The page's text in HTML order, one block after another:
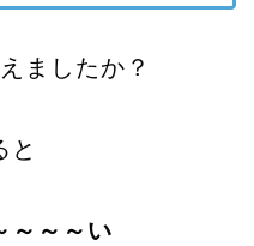
ましたか？
と
～～～い